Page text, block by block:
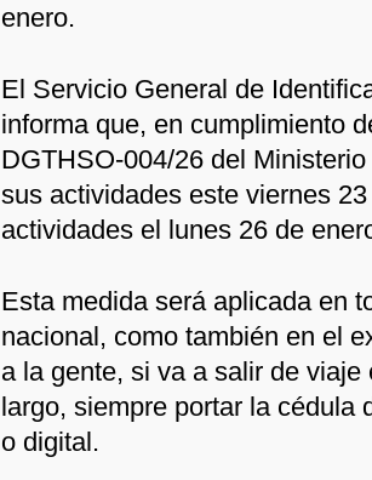
enero.
El Servicio General de
informa que, en cumplimiento
DGTHSO-004/26 del
sus actividades este viernes
actividades el lunes 26 de
Esta medida será aplicada en
nacional, como también en el
a la gente, si va a salir de
largo, siempre portar la cédula
o digital.